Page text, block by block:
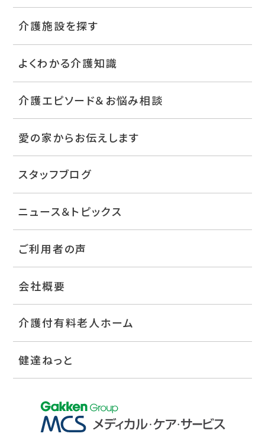
介護施設を探す
よくわかる介護知識
介護エピソード＆お悩み相談
愛の家からお伝えします
スタッフブログ
ニュース＆トピックス
ご利用者の声
会社概要
介護付有料老人ホーム
健達ねっと